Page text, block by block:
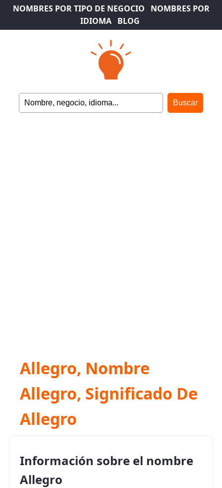
NOMBRES POR TIPO DE NEGOCIO
NOMBRES POR
IDIOMA
BLOG
Allegro, Nombre
Allegro, Significado De
Allegro
Información sobre el nombre
Allegro